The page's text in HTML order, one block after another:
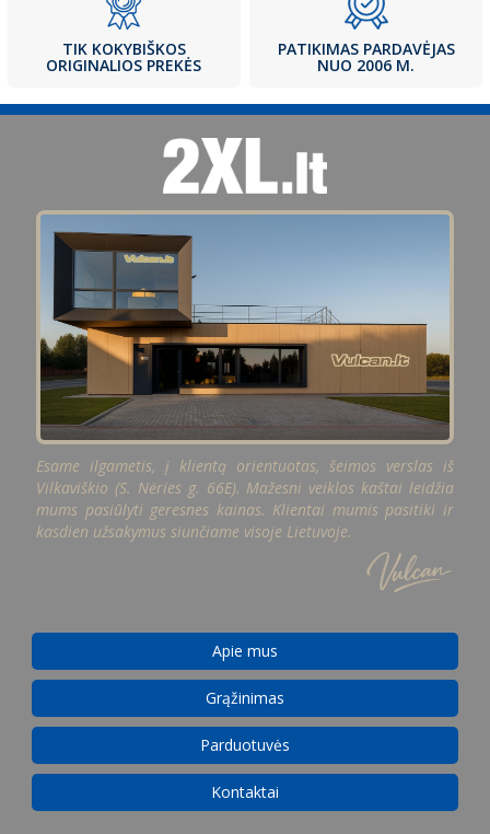
TIK KOKYBIŠKOS
ORIGINALIOS PREKĖS
PATIKIMAS PARDAVĖJAS
NUO 2006 M.
Esame ilgametis, į klientą orientuotas, šeimos verslas iš
Vilkaviškio (S. Nėries g. 66E). Mažesni veiklos kaštai leidžia
mums pasiūlyti geresnes kainas. Klientai mumis pasitiki ir
kasdien užsakymus siunčiame visoje Lietuvoje.
Apie mus
Grąžinimas
Parduotuvės
Kontaktai